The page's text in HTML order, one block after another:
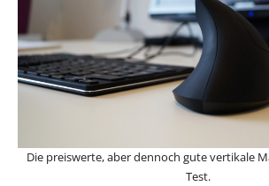
Die preiswerte, aber dennoch gute vertikale
Test.